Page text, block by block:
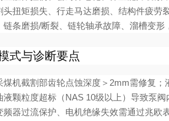
头扭矩损失、行走马达磨损、结构件疲劳
链条磨损/断裂、链轮轴承故障、溜槽变形
式与诊断要点
煤机截割部齿轮点蚀深度＞2mm需修复
液颗粒度超标（NAS 10级以上）导致泵
频器过流保护、电机绝缘失效需通过兆